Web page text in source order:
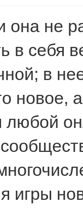
она не
в себя
в
новое,
любой
игры